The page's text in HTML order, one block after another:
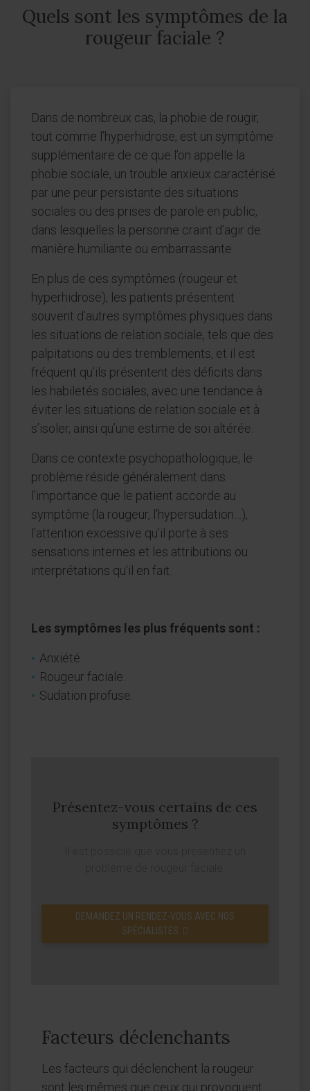
Quels sont les symptômes de la
rougeur faciale ?
Dans de nombreux cas, la phobie de rougir,
tout comme l’hyperhidrose, est un symptôme
supplémentaire de ce que l’on appelle la
phobie sociale, un trouble anxieux caractérisé
par une peur persistante des situations
sociales ou des prises de parole en public,
dans lesquelles la personne craint d’agir de
manière humiliante ou embarrassante.
En plus de ces symptômes (rougeur et
hyperhidrose), les patients présentent
souvent d’autres symptômes physiques dans
les situations de relation sociale, tels que des
palpitations ou des tremblements, et il est
fréquent qu’ils présentent des déficits dans
les habiletés sociales, avec une tendance à
éviter les situations de relation sociale et à
s’isoler, ainsi qu’une estime de soi altérée.
Dans ce contexte psychopathologique, le
problème réside généralement dans
l’importance que le patient accorde au
symptôme (la rougeur, l’hypersudation…),
l’attention excessive qu’il porte à ses
sensations internes et les attributions ou
interprétations qu’il en fait.
Les symptômes les plus fréquents sont :
Anxiété.
Rougeur faciale.
Sudation profuse.
Présentez-vous certains de ces
symptômes ?
DEMANDEZ UN RENDEZ-VOUS AVEC NOS
SPÉCIALISTES
Facteurs déclenchants
Les facteurs qui déclenchent la rougeur
sont les mêmes que ceux qui provoquent